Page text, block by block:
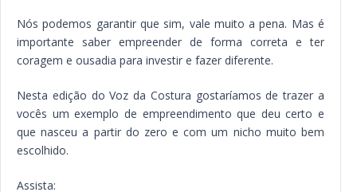
Nós podemos garantir que sim, vale muito a pena. Mas é
importante saber empreender de forma correta e ter
coragem e ousadia para investir e fazer diferente.
Nesta edição do Voz da Costura gostaríamos de trazer a
vocês um exemplo de empreendimento que deu certo e
que nasceu a partir do zero e com um nicho muito bem
escolhido.
Assista: